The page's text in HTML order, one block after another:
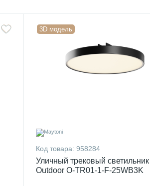
3D модель
Код товара: 958284
Уличный трековый светильник
Outdoor O-TR01-1-F-25WB3K